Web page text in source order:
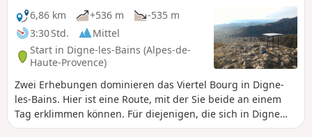
schwindelerregende Abschnitte. Personen
mit Höhenangst sollten diese Wanderung
nicht unternehmen. Der Beginn der
Wanderung ist etwas von wilder Vegetation
überwuchert, die etwas die Oberhand
gewinnt. Die Wege sind stellenweise auf
einigen Metern mit Wasser bedeckt, doch
gleich danach taucht der Weg wieder auf.
Danach beginnt ein gleichmäßiger, stetiger
6,86 km
+536 m
-535 m
3:30 Std.
Mittel
Start in Digne-les-Bains (Alpes-de-
Haute-Provence)
Zwei Erhebungen dominieren das Viertel Bourg in Digne-
les-Bains. Hier ist eine Route, mit der Sie beide an einem
Tag erklimmen können. Für diejenigen, die sich in Digne
befinden, ist es angenehm, direkt von der Stadt aus zu